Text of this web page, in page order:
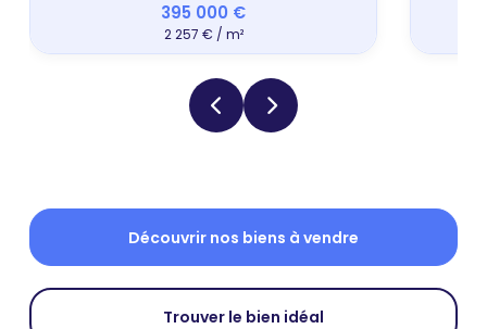
395 000 €
2 257 € / m²
Découvrir nos biens à vendre
Trouver le bien idéal